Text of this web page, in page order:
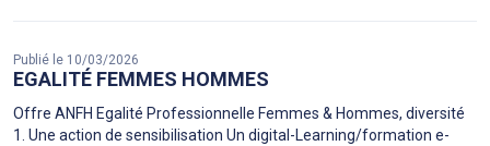
Publié le 10/03/2026
EGALITÉ FEMMES HOMMES
Offre ANFH Egalité Professionnelle Femmes & Hommes, diversité
1. Une action de sensibilisation Un digital-Learning/formation e-